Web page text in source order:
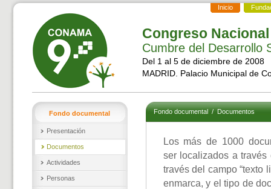
Inicio
Congreso
Cumbre del Desarrollo
Del 1 al 5 de diciembre de 2008
MADRID. Palacio Municipal de
Fondo documental
Presentación
Documentos
Actividades
Personas
Fondo documental/Documentos
Los más de 1000
ser localizados a
través del campo “texto
enmarca, y el tipo de